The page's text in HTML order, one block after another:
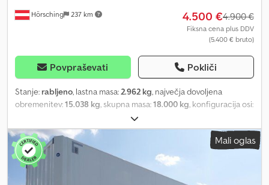
Hörsching 237 km 4.500 €4.900 €
Fiksna cena plus DDV
(5.400 € bruto)
Povpraševati Pokliči
Stanje: rabljeno, lastna masa:2.962 kg, največja dovoljena
obremenitev:15.038 kg, skupna masa:18.000 kg, konfiguracija osi:
, vzmetenje:
pnevmatike:445/45/R19,5, Oprema:ABS, | Krone Maxi Lafette |
BPW osi z diski zavorami | Nosilec rezervnega kolesa | Pnevmatske
gume: 445/45 R19,5 | Pridržujemo si pravico do napak, vnosnih
napak in predhodne prodaje. Dodpfx Acou D Hn Ijgock
Mali oglas